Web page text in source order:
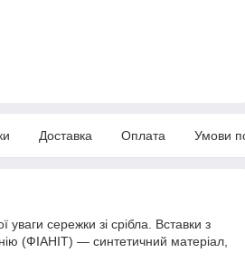
Доставка Оплата Умови
сережки зі срібла. Вставки з
(ФІАНІТ) — синтетичний матеріал,